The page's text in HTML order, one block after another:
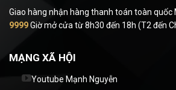
Giao hàng nhận hàng thanh toán toàn quốc
9999Giờ mở cửa từ 8h30 đến 18h (T2 đến
MẠNG XÃ HỘI
Youtube Mạnh Nguyễn